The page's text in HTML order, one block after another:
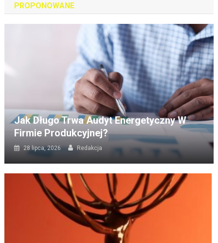
PROPONOWANE
Jak Długo Trwa Audyt Energetyczny W
Firmie Produkcyjnej?
28 lipca, 2026 Redakcja